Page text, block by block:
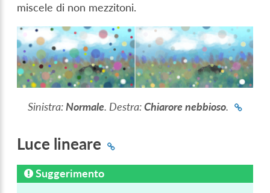
miscele di non mezzitoni.
Sinistra: Normale. Destra:Chiarore nebbioso.
Luce lineare
Suggerimento